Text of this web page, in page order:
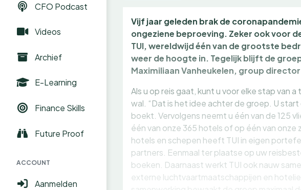
CFO Podcast
Videos
Archief
E-Learning
Finance Skills
Future Proof
ACCOUNT
Aanmelden
Vijf jaar geleden brak de
ongeziene beproeving. Zeker ook voor
TUI, wereldwijd één van de grootste
weer de hoogte in. Tegelijk blijft de
Maximiliaan Vanheukelen, group
Als u op reis gaat, kunt u voor elke stap van
wal. “Dat is het idee achter de groep. U
boekt. Vervolgens neemt u één van de 125
één van onze 365 hotels of op één van
hotels en schepen heeft TUI in eigen
partners. Eenmaal ter plaatse op uw
boeken. Daarnaast werkt TUI ook nauw
externe luchtvaartmaatschappijen en